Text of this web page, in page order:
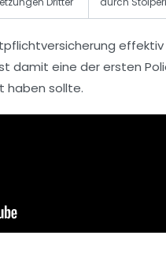
effektiv
damit eine der ersten
haben sollte.